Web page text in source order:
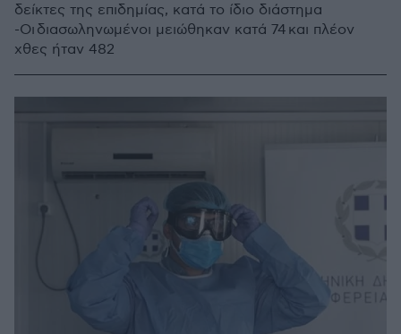
δείκτες της επιδημίας, κατά το ίδιο διάστημα
-Οι διασωληνωμένοι μειώθηκαν κατά 74 και πλέον
χθες ήταν 482